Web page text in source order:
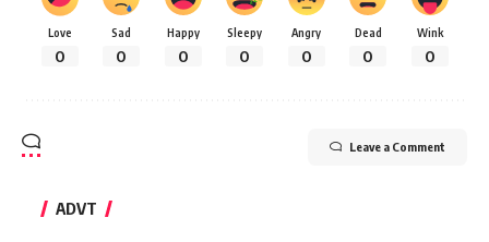
Love
0
Sad
0
Happy
0
Sleepy
0
Angry
0
Dead
0
Wink
0
Leave a Comment
ADVT